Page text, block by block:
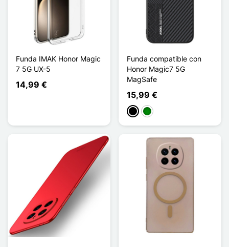
Funda IMAK Honor Magic
7 5G UX-5
14,99 €
Funda compatible con
Honor Magic7 5G
MagSafe
15,99 €
NegroVerde